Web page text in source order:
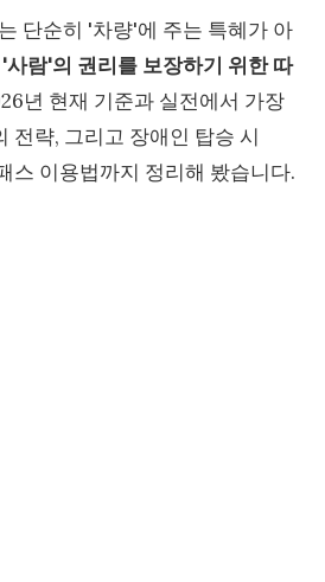
단순히 '차량'에 주는 특혜가 아
사람'의 권리를 보장하기 위한 따
년 현재 기준과 실전에서 가장
전략, 그리고 장애인 탑승 시
스 이용법까지 정리해 봤습니다.